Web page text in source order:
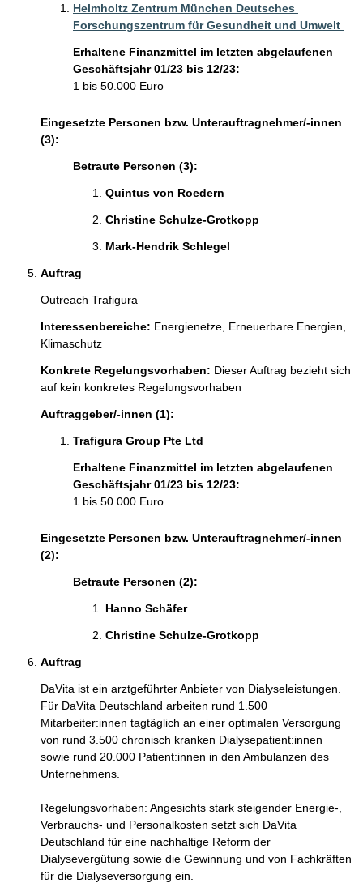
Helmholtz Zentrum München Deutsches
Forschungszentrum für Gesundheit und Umwelt
Erhaltene Finanzmittel im letzten abgelaufenen
Geschäftsjahr 01/23 bis 12/23:
1 bis 50.000 Euro
Eingesetzte Personen bzw. Unterauftragnehmer/-innen
(3):
Betraute Personen (3):
Quintus von Roedern
Christine Schulze-Grotkopp
Mark-Hendrik Schlegel
Auftrag
Outreach Trafigura
Interessenbereiche: Energienetze, Erneuerbare Energien,
Klimaschutz
Konkrete Regelungsvorhaben: Dieser Auftrag bezieht sich
auf kein konkretes Regelungsvorhaben
Auftraggeber/-innen (1):
Trafigura Group Pte Ltd
Erhaltene Finanzmittel im letzten abgelaufenen
Geschäftsjahr 01/23 bis 12/23:
1 bis 50.000 Euro
Eingesetzte Personen bzw. Unterauftragnehmer/-innen
(2):
Betraute Personen (2):
Hanno Schäfer
Christine Schulze-Grotkopp
Auftrag
DaVita ist ein arztgeführter Anbieter von Dialyseleistungen.
Für DaVita Deutschland arbeiten rund 1.500
Mitarbeiter:innen tagtäglich an einer optimalen Versorgung
von rund 3.500 chronisch kranken Dialysepatient:innen
sowie rund 20.000 Patient:innen in den Ambulanzen des
Unternehmens.
Regelungsvorhaben: Angesichts stark steigender Energie-,
Verbrauchs- und Personalkosten setzt sich DaVita
Deutschland für eine nachhaltige Reform der
Dialysevergütung sowie die Gewinnung und von Fachkräften